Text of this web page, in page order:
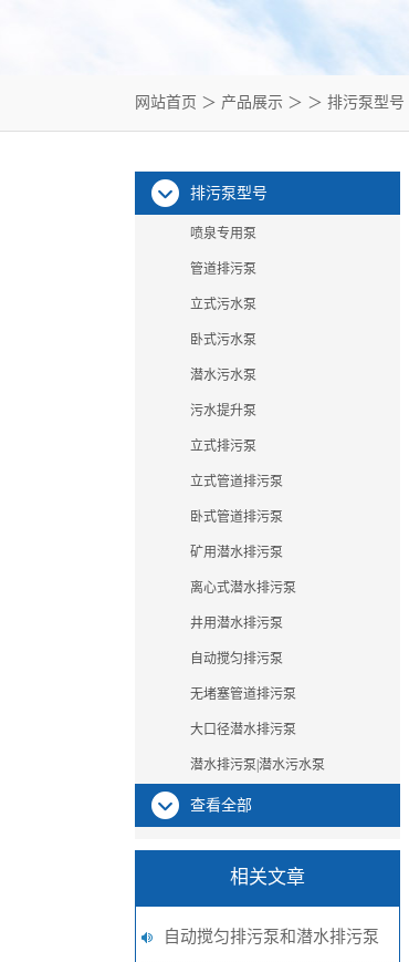
网站首页 ＞ 产品展示 ＞ ＞ 排污泵型号
排污泵型号
喷泉专用泵
管道排污泵
立式污水泵
卧式污水泵
潜水污水泵
污水提升泵
立式排污泵
立式管道排污泵
卧式管道排污泵
矿用潜水排污泵
离心式潜水排污泵
井用潜水排污泵
自动搅匀排污泵
无堵塞管道排污泵
大口径潜水排污泵
潜水排污泵|潜水污水泵
查看全部
相关文章
自动搅匀排污泵和潜水排污泵